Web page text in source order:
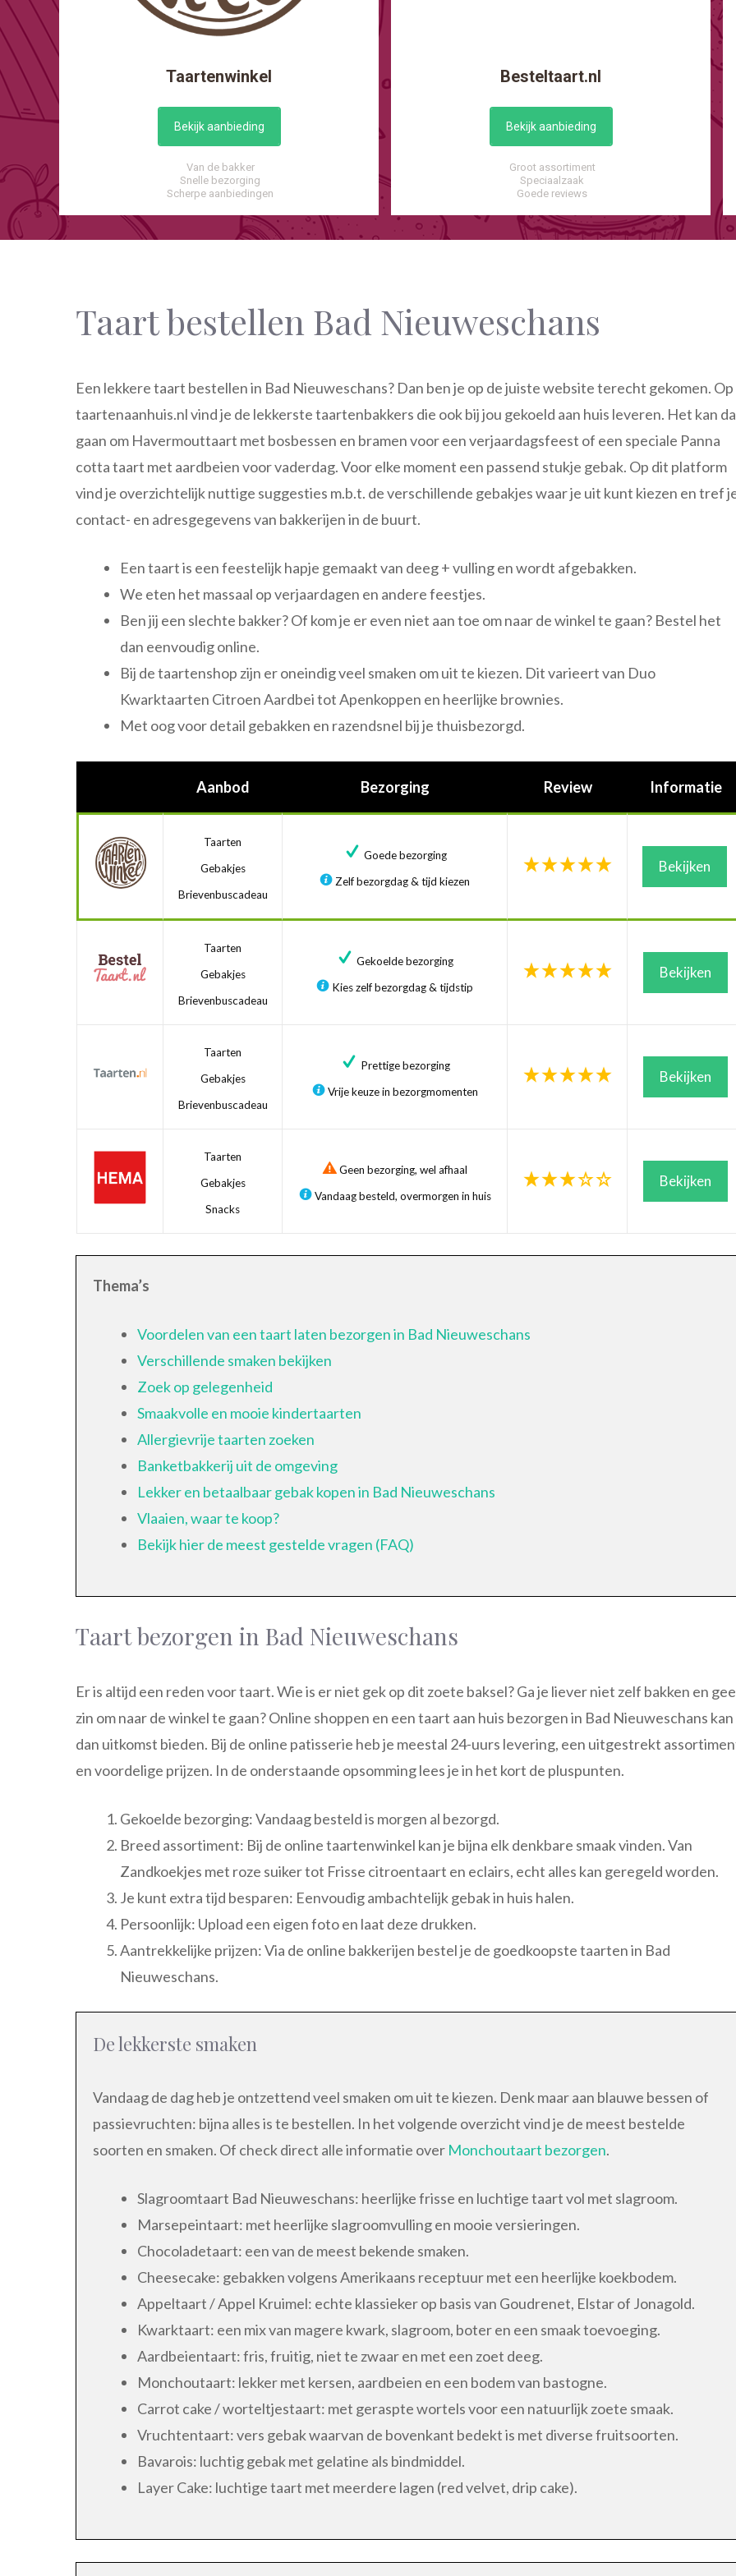
Taartenwinkel
Bekijk aanbieding
Van de bakker
Snelle bezorging
Scherpe aanbiedingen
Besteltaart.nl
Bekijk aanbieding
Groot assortiment
Speciaalzaak
Goede reviews
Taart bestellen Bad Nieuweschans
Een lekkere taart bestellen in Bad Nieuweschans? Dan ben je op de juiste website terecht gekomen. Op
taartenaanhuis.nl vind je de lekkerste taartenbakkers die ook bij jou gekoeld aan huis leveren. Het kan
gaan om Havermouttaart met bosbessen en bramen voor een verjaardagsfeest of een speciale Panna
cotta taart met aardbeien voor vaderdag. Voor elke moment een passend stukje gebak. Op dit platform
vind je overzichtelijk nuttige suggesties m.b.t. de verschillende gebakjes waar je uit kunt kiezen en tref
contact- en adresgegevens van bakkerijen in de buurt.
Een taart is een feestelijk hapje gemaakt van deeg + vulling en wordt afgebakken.
We eten het massaal op verjaardagen en andere feestjes.
Ben jij een slechte bakker? Of kom je er even niet aan toe om naar de winkel te gaan? Bestel het
dan eenvoudig online.
Bij de taartenshop zijn er oneindig veel smaken om uit te kiezen. Dit varieert van Duo
Kwarktaarten Citroen Aardbei tot Apenkoppen en heerlijke brownies.
Met oog voor detail gebakken en razendsnel bij je thuisbezorgd.
Aanbod Bezorging Review Informatie
Taarten
Gebakjes
Brievenbuscadeau
Goede bezorging
Zelf bezorgdag & tijd kiezen
Bekijken
Taarten
Gebakjes
Brievenbuscadeau
Gekoelde bezorging
Kies zelf bezorgdag & tijdstip
Bekijken
Taarten
Gebakjes
Brievenbuscadeau
Prettige bezorging
Vrije keuze in bezorgmomenten
Bekijken
Taarten
Gebakjes
Snacks
Geen bezorging, wel afhaal
Vandaag besteld, overmorgen in huis
Bekijken
Thema’s
Voordelen van een taart laten bezorgen in Bad Nieuweschans
Verschillende smaken bekijken
Zoek op gelegenheid
Smaakvolle en mooie kindertaarten
Allergievrije taarten zoeken
Banketbakkerij uit de omgeving
Lekker en betaalbaar gebak kopen in Bad Nieuweschans
Vlaaien, waar te koop?
Bekijk hier de meest gestelde vragen (FAQ)
Taart bezorgen in Bad Nieuweschans
Er is altijd een reden voor taart. Wie is er niet gek op dit zoete baksel? Ga je liever niet zelf bakken en
zin om naar de winkel te gaan? Online shoppen en een taart aan huis bezorgen in Bad Nieuweschans kan
dan uitkomst bieden. Bij de online patisserie heb je meestal 24-uurs levering, een uitgestrekt
en voordelige prijzen. In de onderstaande opsomming lees je in het kort de pluspunten.
Gekoelde bezorging: Vandaag besteld is morgen al bezorgd.
Breed assortiment: Bij de online taartenwinkel kan je bijna elk denkbare smaak vinden. Van
Zandkoekjes met roze suiker tot Frisse citroentaart en eclairs, echt alles kan geregeld worden.
Je kunt extra tijd besparen: Eenvoudig ambachtelijk gebak in huis halen.
Persoonlijk: Upload een eigen foto en laat deze drukken.
Aantrekkelijke prijzen: Via de online bakkerijen bestel je de goedkoopste taarten in Bad
Nieuweschans.
De lekkerste smaken
Vandaag de dag heb je ontzettend veel smaken om uit te kiezen. Denk maar aan blauwe bessen of
passievruchten: bijna alles is te bestellen. In het volgende overzicht vind je de meest bestelde
soorten en smaken. Of check direct alle informatie over Monchoutaart bezorgen.
Slagroomtaart Bad Nieuweschans: heerlijke frisse en luchtige taart vol met slagroom.
Marsepeintaart: met heerlijke slagroomvulling en mooie versieringen.
Chocoladetaart: een van de meest bekende smaken.
Cheesecake: gebakken volgens Amerikaans receptuur met een heerlijke koekbodem.
Appeltaart / Appel Kruimel: echte klassieker op basis van Goudrenet, Elstar of Jonagold.
Kwarktaart: een mix van magere kwark, slagroom, boter en een smaak toevoeging.
Aardbeientaart: fris, fruitig, niet te zwaar en met een zoet deeg.
Monchoutaart: lekker met kersen, aardbeien en een bodem van bastogne.
Carrot cake / worteltjestaart: met geraspte wortels voor een natuurlijk zoete smaak.
Vruchtentaart: vers gebak waarvan de bovenkant bedekt is met diverse fruitsoorten.
Bavarois: luchtig gebak met gelatine als bindmiddel.
Layer Cake: luchtige taart met meerdere lagen (red velvet, drip cake).